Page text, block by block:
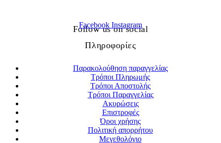
Follow us on social
Facebook Instagram
Πληροφορίες
Παρακολούθηση παραγγελίας
Τρόποι Πληρωμής
Τρόποι Αποστολής
Τρόποι Παραγγελίας
Ακυρώσεις
Επιστροφές
Όροι χρήσης
Πολιτική απορρήτου
Μεγεθολόγιο